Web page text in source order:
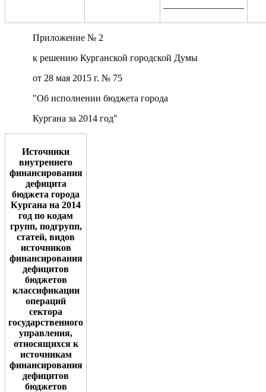
Приложение № 2
к решению Курганской городской Думы
от 28 мая 2015 г. № 75
"Об исполнении бюджета города
Кургана за 2014 год"
Источники
внутреннего
финансирования
дефицита
бюджета города
Кургана на 2014
год по кодам
групп, подгрупп,
статей, видов
источников
финансирования
дефицитов
бюджетов
классификации
операций
сектора
государственного
управления,
относящихся к
источникам
финансирования
дефицитов
бюджетов